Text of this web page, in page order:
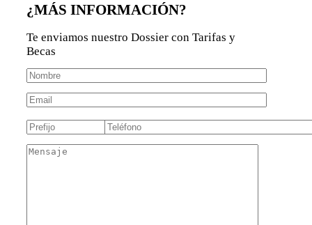
¿MÁS INFORMACIÓN?
Te enviamos nuestro Dossier con Tarifas y
Becas